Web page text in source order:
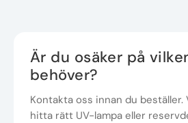
Är du osäker på
behöver?
Kontakta oss innan du beställer.
hitta rätt UV-lampa eller